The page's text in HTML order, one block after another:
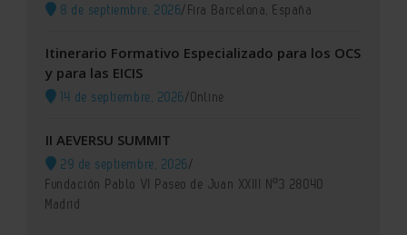
8 de septiembre, 2026/Fira Barcelona, España
Itinerario Formativo Especializado para los OCS
y para las EICIS
14 de septiembre, 2026/Online
II AEVERSU SUMMIT
29 de septiembre, 2026/
Fundación Pablo VI Paseo de Juan XXIII Nº3 28040
Madrid